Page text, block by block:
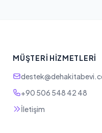
MÜŞTERI HIZMETLERI
+90 506 548 42 48
İletişim